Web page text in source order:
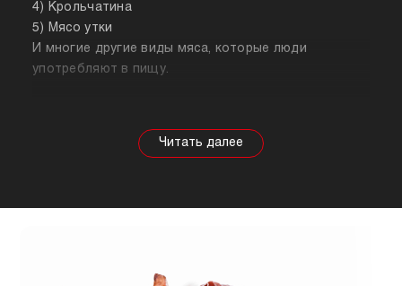
4) Крольчатина
5) Мясо утки
И многие другие виды мяса, которые люди
употребляют в пищу.
полезных свойствах. Важно понимать, что в
зависимости от животного свойства продукта
подходит для шашлыка, а мясо перепела отлично